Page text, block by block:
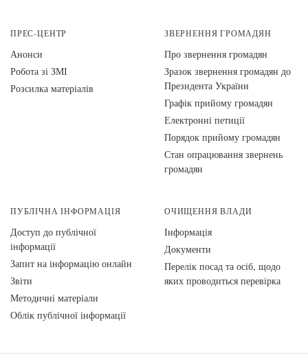
ПРЕС-ЦЕНТР
Анонси
Робота зі ЗМІ
Розсилка матеріалів
ЗВЕРНЕННЯ ГРОМАДЯН
Про звернення громадян
Зразок звернення громадян до
Президента України
Графік прийому громадян
Електронні петиції
Порядок прийому громадян
Стан опрацювання звернень
громадян
ПУБЛІЧНА ІНФОРМАЦІЯ
Доступ до публічної
інформації
Запит на інформацію онлайн
Звіти
Методичні матеріали
Облік публічної інформації
ОЧИЩЕННЯ ВЛАДИ
Інформація
Документи
Перелік посад та осіб, щодо
яких проводиться перевірка